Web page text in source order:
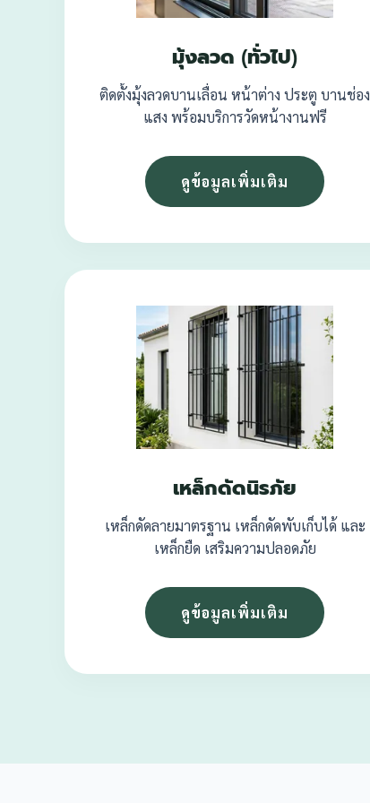
มุ้งลวด (ทั่วไป)
ติดตั้งมุ้งลวดบานเลื่อน หน้าต่าง ประตู บานช่อง
แสง พร้อมบริการวัดหน้างานฟรี
ดูข้อมูลเพิ่มเติม
เหล็กดัดนิรภัย
เหล็กดัดลายมาตรฐาน เหล็กดัดพับเก็บได้ และ
เหล็กยืด เสริมความปลอดภัย
ดูข้อมูลเพิ่มเติม